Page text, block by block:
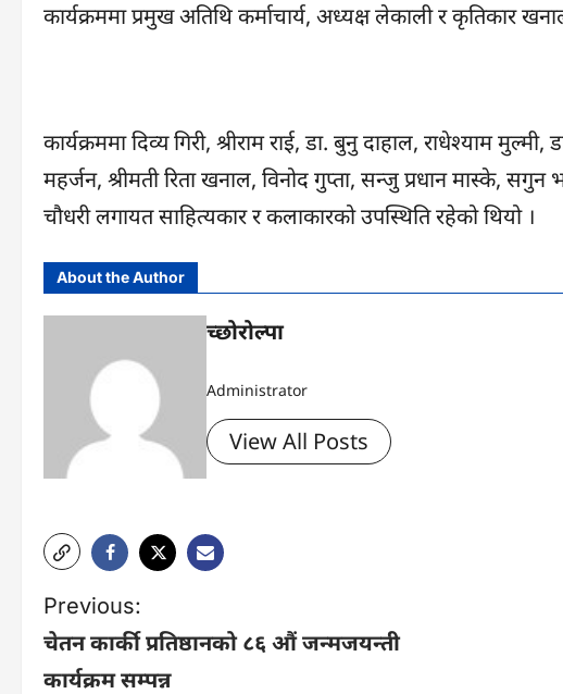
कार्यक्रममा प्रमुख अतिथि कर्माचार्य, अध्यक्ष लेकाली र कृतिकार
कार्यक्रममा दिव्य गिरी, श्रीराम राई, डा. बुनु दाहाल, राधेश्याम मुल्मी,
महर्जन, श्रीमती रिता खनाल, विनोद गुप्ता, सन्जु प्रधान मास्के, सगुन
चौधरी लगायत साहित्यकार र कलाकारको उपस्थिति रहेको थियो ।
About the Author
च्छोरोल्पा
Administrator
View All Posts
P
o
Previous:
चेतन कार्की प्रतिष्ठानको ८६ औं जन्मजयन्ती
कार्यक्रम सम्पन्न